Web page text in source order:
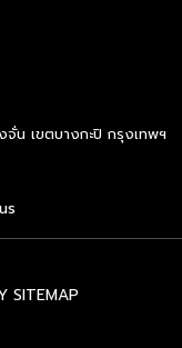
Healthy Ultra,
น เขตบางกะปิ กรุงเทพฯ
SITEMAP